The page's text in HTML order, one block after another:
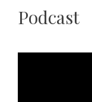
Podcast